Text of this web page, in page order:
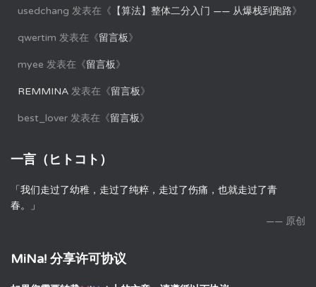
usedchang 发表在《 【算法】整体二分入门 —— 从爆栈到跑路》
qwertim 发表在《留言板》
myee 发表在《留言板》
REMMINA 发表在《留言板》
best_lover 发表在《留言板》
一言（ヒトコト）
「我们走过了幼稚，走过了纯粹，走过了伤痛，也就走过了青
春。」
—— 原创
MiNa! 分享许可协议